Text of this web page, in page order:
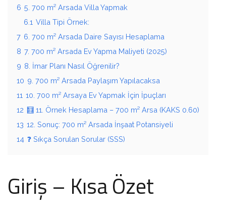
6 5. 700 m² Arsada Villa Yapmak
6.1 Villa Tipi Örnek:
7 6. 700 m² Arsada Daire Sayısı Hesaplama
8 7. 700 m² Arsada Ev Yapma Maliyeti (2025)
9 8. İmar Planı Nasıl Öğrenilir?
10 9. 700 m² Arsada Paylaşım Yapılacaksa
11 10. 700 m² Arsaya Ev Yapmak İçin İpuçları
12 🧮 11. Örnek Hesaplama – 700 m² Arsa (KAKS 0.60)
13 12. Sonuç: 700 m² Arsada İnşaat Potansiyeli
14 ❓ Sıkça Sorulan Sorular (SSS)
Giriş – Kısa Özet